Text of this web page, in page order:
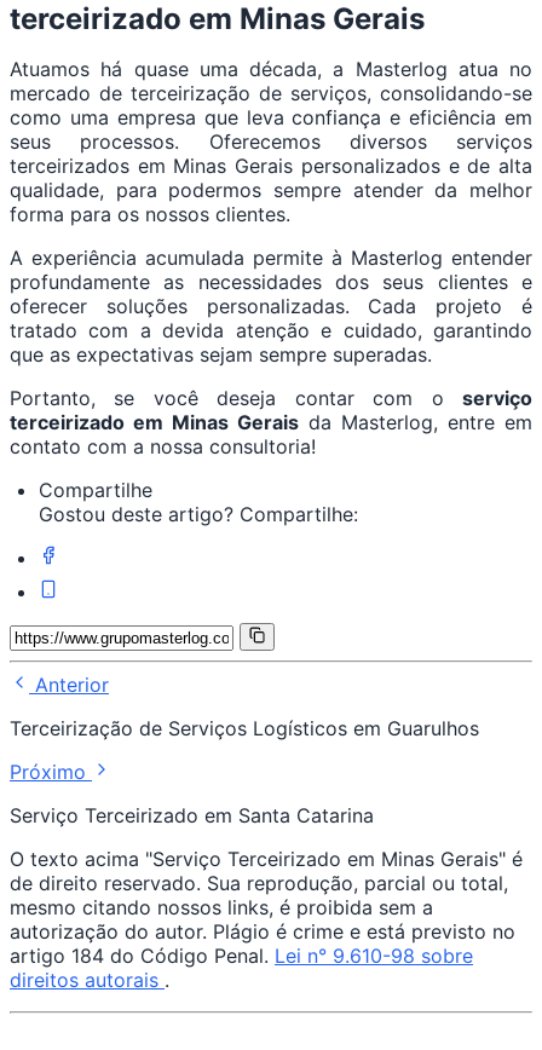
terceirizado em Minas Gerais
Atuamos há quase uma década, a Masterlog atua no
mercado de terceirização de serviços, consolidando-se
como uma empresa que leva confiança e eficiência em
seus processos. Oferecemos diversos serviços
terceirizados em Minas Gerais personalizados e de alta
qualidade, para podermos sempre atender da melhor
forma para os nossos clientes.
A experiência acumulada permite à Masterlog entender
profundamente as necessidades dos seus clientes e
oferecer soluções personalizadas. Cada projeto é
tratado com a devida atenção e cuidado, garantindo
que as expectativas sejam sempre superadas.
Portanto, se você deseja contar com o serviço
terceirizado em Minas Gerais da Masterlog, entre em
contato com a nossa consultoria!
Compartilhe
Gostou deste artigo? Compartilhe:
Anterior
Terceirização de Serviços Logísticos em Guarulhos
Próximo
Serviço Terceirizado em Santa Catarina
O texto acima "Serviço Terceirizado em Minas Gerais" é
de direito reservado. Sua reprodução, parcial ou total,
mesmo citando nossos links, é proibida sem a
autorização do autor. Plágio é crime e está previsto no
artigo 184 do Código Penal. Lei n° 9.610-98 sobre
direitos autorais .